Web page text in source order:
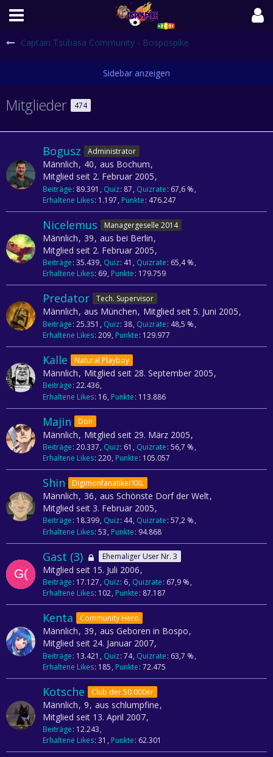
Captain Tsubasa Community - Bospospike
Mitglieder 474
Bogusz Administrator
Männlich 40 aus Bochum
Mitglied seit 2. Februar 2005
Beiträge 89.391 Quiz 87 Quizrate 67,6 %
Erhaltene Likes 1.197 Punkte 476.247
Nicelemus Managergeselle 2014
Männlich 39 aus bei Berlin
Mitglied seit 2. Februar 2005
Beiträge 35.439 Quiz 41 Quizrate 65,4 %
Erhaltene Likes 69 Punkte 179.759
Predator Tech. Supervisor
Männlich aus München Mitglied seit 5. Juni 2005
Beiträge 25.351 Quiz 38 Quizrate 48,5 %
Erhaltene Likes 209 Punkte 129.977
Kalle Natural Playboy
Männlich Mitglied seit 28. September 2005
Beiträge 22.436
Erhaltene Likes 16 Punkte 113.886
Majin Don
Männlich Mitglied seit 29. März 2005
Beiträge 20.337 Quiz 61 Quizrate 56,7 %
Erhaltene Likes 220 Punkte 105.057
Shin DigimonfanatikerXXL
Männlich 36 aus Schönste Dorf der Welt
Mitglied seit 3. Februar 2005
Beiträge 18.399 Quiz 44 Quizrate 57,2 %
Erhaltene Likes 53 Punkte 94.868
Gast (3) Ehemaliger User Nr. 3
Mitglied seit 15. Juli 2006
Beiträge 17.127 Quiz 6 Quizrate 67,9 %
Erhaltene Likes 102 Punkte 87.187
Kenta Community Hero
Männlich 39 aus Geboren in Bospo
Mitglied seit 24. Januar 2007
Beiträge 13.421 Quiz 74 Quizrate 63,7 %
Erhaltene Likes 185 Punkte 72.475
Kotsche Club der 50.000er
Männlich 9 aus schlumpfine
Mitglied seit 13. April 2007
Beiträge 12.243
Erhaltene Likes 31 Punkte 62.301